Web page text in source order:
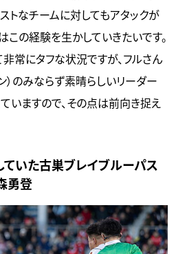
トなチームに対してもアタックが
この経験を生かしていきたいです。
常にタフな状況ですが、フルさん
）のみならず素晴らしいリーダー
いますので、その点は前向き捉え
ていた古巣ブレイブルーパス
勇登